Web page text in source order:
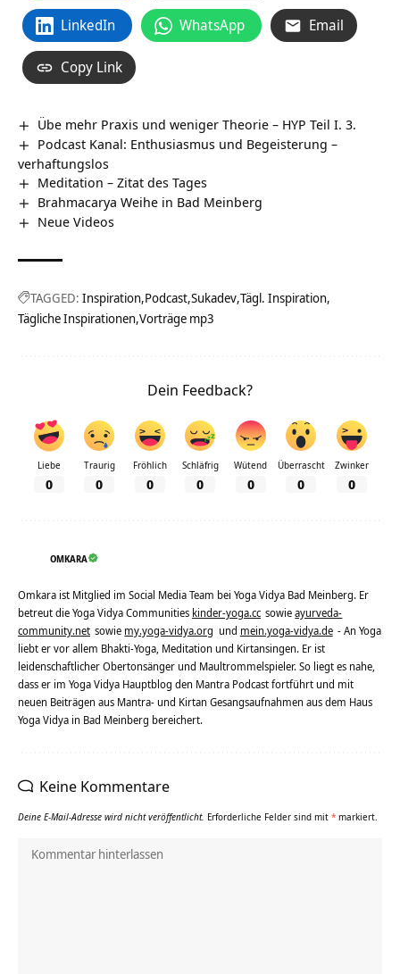
LinkedIn WhatsApp Email
Copy Link
Übe mehr Praxis und weniger Theorie – HYP Teil I. 3.
Podcast Kanal: Enthusiasmus und Begeisterung –
verhaftungslos
Meditation – Zitat des Tages
Brahmacarya Weihe in Bad Meinberg
Neue Videos
TAGGED: Inspiration Podcast Sukadev Tägl. Inspiration
Tägliche Inspirationen Vorträge mp3
Dein Feedback?
Liebe
0
Traurig
0
Fröhlich
0
Schläfrig
0
Wütend
0
Überrascht
0
Zwinker
0
OMKARA
Omkara ist Mitglied im Social Media Team bei Yoga Vidya Bad Meinberg. Er
betreut die Yoga Vidya Communities kinder-yoga.cc sowieayurveda-
community.net sowie my.yoga-vidya.org und mein.yoga-vidya.de - An Yoga
liebt er vor allem Bhakti-Yoga, Meditation und Kirtansingen. Er ist
leidenschaftlicher Obertonsänger und Maultrommelspieler. So liegt es nahe,
dass er im Yoga Vidya Hauptblog den Mantra Podcast fortführt und mit
neuen Beiträgen aus Mantra- und Kirtan Gesangsaufnahmen aus dem Haus
Yoga Vidya in Bad Meinberg bereichert.
Keine Kommentare
Deine E-Mail-Adresse wird nicht veröffentlicht. Erforderliche Felder sind mit * markiert.